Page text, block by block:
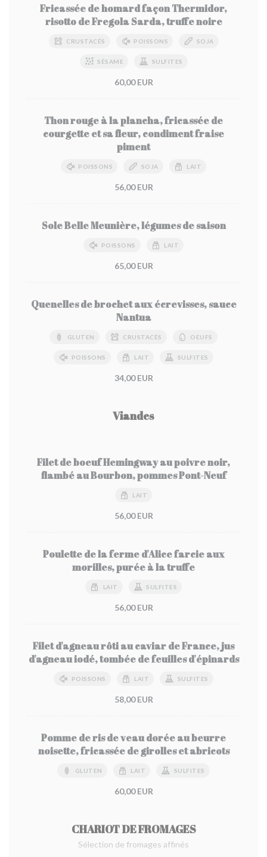
Fricassée de homard façon Thermidor,
risotto de Fregola Sarda, truffe noire
CRUSTACÉS POISSONS SOJA
SÉSAME SULFITES
60,00 EUR
Thon rouge à la plancha, fricassée de
courgette et sa fleur, condiment fraise
piment
POISSONS SOJA LAIT
56,00 EUR
Sole Belle Meunière, légumes de saison
POISSONS LAIT
65,00 EUR
Quenelles de brochet aux écrevisses, sauce
Nantua
GLUTEN CRUSTACÉS OEUFS
POISSONS LAIT SULFITES
34,00 EUR
Viandes
Filet de boeuf Hemingway au poivre noir,
flambé au Bourbon, pommes Pont-Neuf
LAIT
56,00 EUR
Poulette de la ferme d'Alice farcie aux
morilles, purée à la truffe
LAIT SULFITES
56,00 EUR
Filet d'agneau rôti au caviar de France, jus
d'agneau iodé, tombée de feuilles d'épinards
POISSONS LAIT SULFITES
58,00 EUR
Pomme de ris de veau dorée au beurre
noisette, fricassée de girolles et abricots
GLUTEN LAIT SULFITES
60,00 EUR
CHARIOT DE FROMAGES
Sélection de fromages affinés